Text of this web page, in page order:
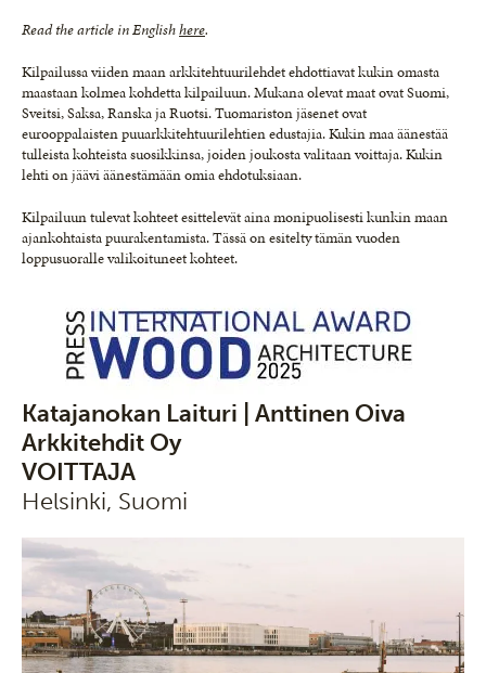
Read the article in Englishhere.
Kilpailussa viiden maan arkkitehtuurilehdet ehdottiavat kukin omasta
maastaan kolmea kohdetta kilpailuun. Mukana olevat maat ovat Suomi,
Sveitsi, Saksa, Ranska ja Ruotsi. Tuomariston jäsenet ovat
eurooppalaisten puuarkkitehtuurilehtien edustajia. Kukin maa äänestää
tulleista kohteista suosikkinsa, joiden joukosta valitaan voittaja. Kukin
lehti on jäävi äänestämään omia ehdotuksiaan.
Kilpailuun tulevat kohteet esittelevät aina monipuolisesti kunkin maan
ajankohtaista puurakentamista. Tässä on esitelty tämän vuoden
loppusuoralle valikoituneet kohteet.
Katajanokan Laituri | Anttinen Oiva
Arkkitehdit Oy
VOITTAJA
Helsinki, Suomi